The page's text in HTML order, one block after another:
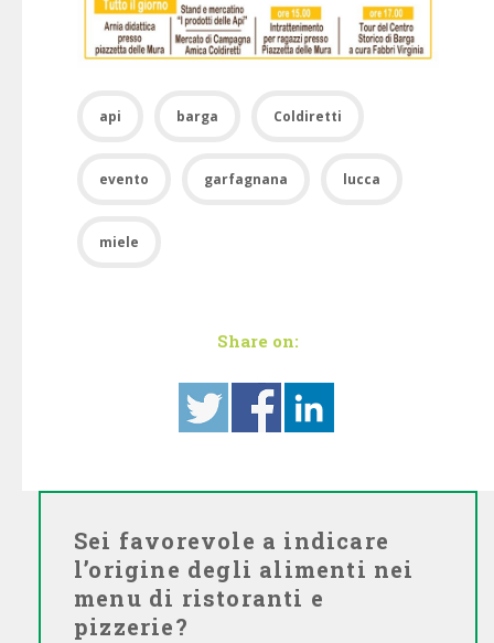
api barga Coldiretti
evento garfagnana lucca
miele
Share on:
Sei favorevole a indicare
l’origine degli alimenti nei
menu di ristoranti e
pizzerie?